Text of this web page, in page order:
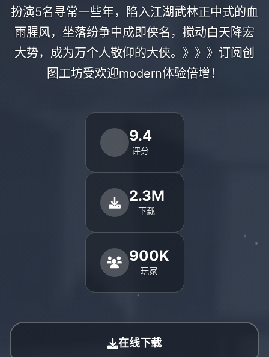
扮演5名寻常一些年，陷入江湖武林正中式的血
雨腥风，坐落纷争中成即侠名，搅动白天降宏
大势，成为万个人敬仰的大侠。》》》订阅创
图工坊受欢迎modern体验倍增！
9.4
评分
2.3M
下载
900K
玩家
在线下载